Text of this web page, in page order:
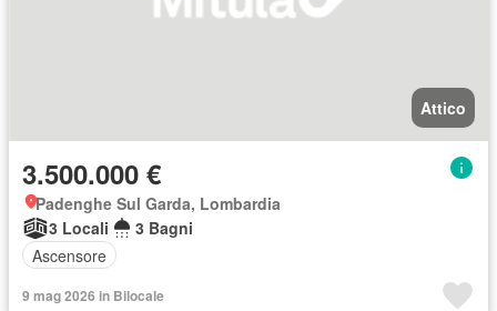
Attico
3.500.000 €
Padenghe Sul Garda, Lombardia
3 Locali
3 Bagni
Ascensore
9 mag 2026 in Bilocale